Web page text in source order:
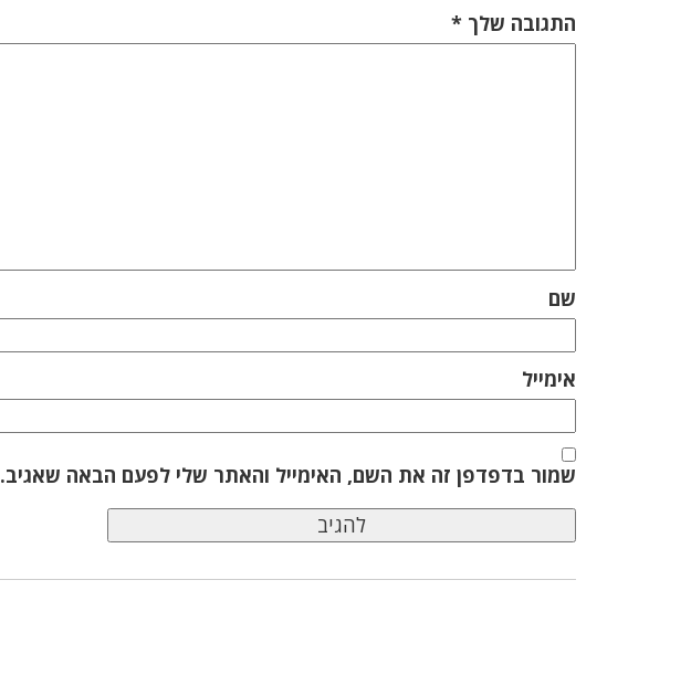
התגובה שלך*
שם
אימייל
שמור בדפדפן זה את השם, האימייל והאתר שלי לפעם הבאה שאגיב.